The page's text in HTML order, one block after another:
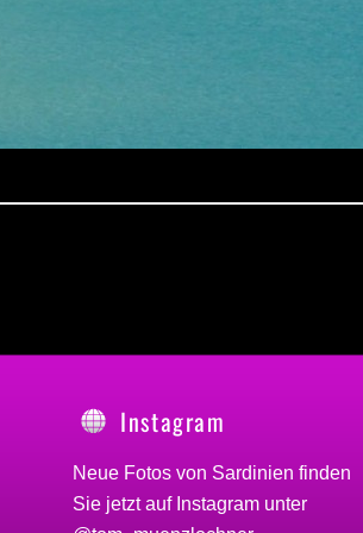
Instagram
Neue Fotos von Sardinien finden
Sie jetzt auf Instagram unter